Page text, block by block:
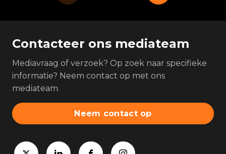
Contacteer ons mediateam
Mediavraag of verzoek? Op zoek naar specifieke
informatie? Neem contact op met ons
mediateam.
Neem contact op